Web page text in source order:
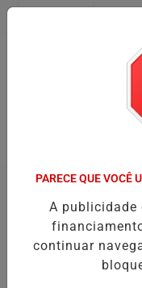
Pesquisar
PARECE QUE VOCÊ
A publicidade
continuar